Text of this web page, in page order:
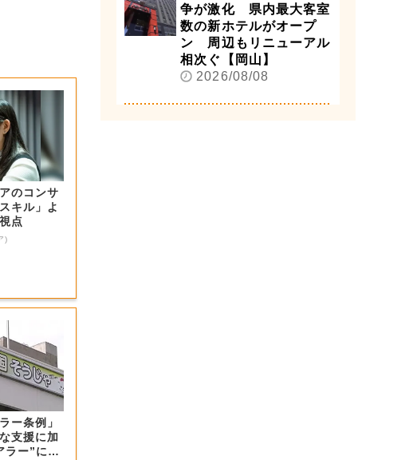
のコンサ
キル」よ
点
)
ー条例」
支援に加
ラー”には
争が激化 県内最大客室
数の新ホテルがオープ
ン 周辺もリニューアル
相次ぐ【岡山】
2026/08/08